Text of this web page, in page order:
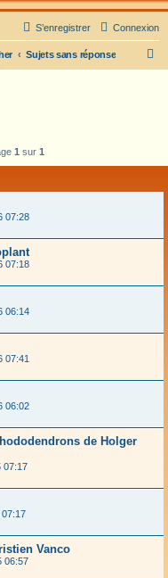
Connexion
S’enregistrer
Sujets sans réponse
1 sur 1
07:28
07:18
06:14
07:41
06:02
de Holger
07:17
07:17
Vanco
06:57